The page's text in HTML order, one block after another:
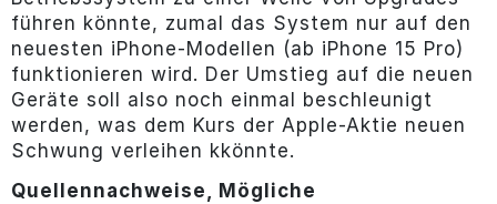
führen könnte, zumal das System nur auf den
neuesten iPhone-Modellen (ab iPhone 15 Pro)
funktionieren wird. Der Umstieg auf die neuen
Geräte soll also noch einmal beschleunigt
werden, was dem Kurs der Apple-Aktie neuen
Schwung verleihen kkönnte.
Quellennachweise, Mögliche